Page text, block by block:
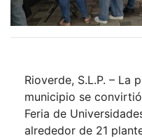
Rioverde, S.L.P. – La
municipio se
Feria de
alrededor de 21